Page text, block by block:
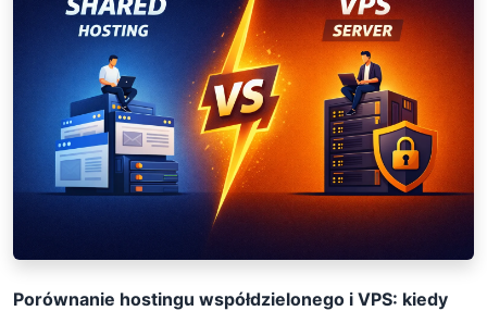
Porównanie hostingu współdzielonego i VPS: kiedy